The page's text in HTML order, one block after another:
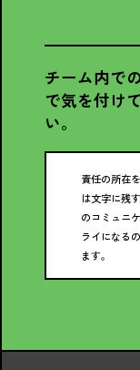
チーム内で
で気を付け
い。
責任の所在
は文字に残
のコミュニ
ライになる
ます。